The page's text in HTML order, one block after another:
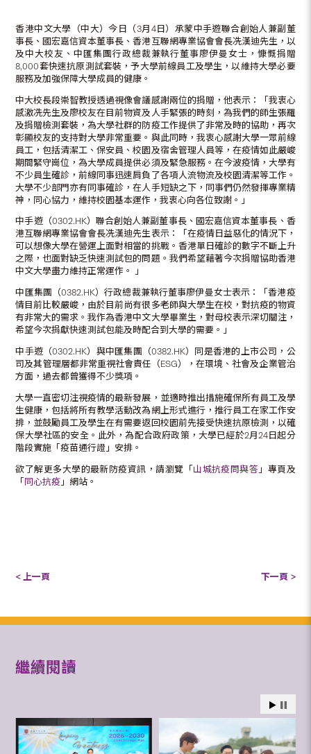
香港中文大學（中大）今日（3月4日）承蒙中手遊聯合創始人兼副董
事長、國宏嘉信資本董事長、香港互聯網專業協會會長冼漢迪先生，以
及中大校友、中匯集團行政總裁兼執行董事廖伊曼女士，慷慨捐贈
8,000套快速抗原測試套裝，予大學前線員工及學生，以維持大學必要
服務及加強保障大學成員的健康。
中大校長段崇智教授透過視像會議感謝兩位的捐贈，他表示：「我衷心
感激冼先生及廖校友在目前物資及人手緊張的時刻，為我們的師生張羅
及捐贈檢測套裝，為大學社群的防疫工作提供了非常及時的協助，再次
彰顯校友的支持對大學非常重要。與此同時，我衷心感謝大學一眾前線
員工，包括清潔工、保安員、校園及宿舍管理人員等，在疫情如此嚴峻
期間緊守崗位，為大學成員提供必須及緊急服務。在今波疫情，大學有
不少員生確診，前線同事迅速肩負了各項人流物流及校園清潔等工作。
大學不少部門亦有同事確診，在人手短缺之下，同事們仍然發揮專業精
神，同心協力，維持校園基本運作，我衷心向各位致謝。」
中手遊（0302.HK）聯合創始人兼副董事長、國宏嘉信資本董事長、香
港互聯網專業協會會長冼漢迪先生表示：「在疫情日益惡化的情況下，
可以想像大學在營運上面對相當的挑戰。香港單日確診的數字不斷上升
之際，也面對缺乏快速測試包的問題。我們希望藉著今次捐贈協助香港
中文大學盡力維持正常運作。 」
中匯集團（0382.HK）行政總裁兼執行董事廖伊曼女士表示：「香港疫
情目前比較嚴峻，由於目前尚有很多老師與大學生在校，對抗疫的物資
有非常大的需求。我作為香港中文大學畢業生，對母校表示深切關注，
希望今次捐獻快速測試包能及時配合到大學的需要。」
中手遊（0302.HK）與中匯集團（0382.HK）同是香港的上市公司，公
司及其管理層都非常重視社會責任（ESG），在環境、社會及企業管治
方面，過去都曾獲得不少獎項。
大學一直密切注視疫情的最新發展，並適時推出措施確保所有員工及學
生健康，包括將所有教學活動改為網上形式進行，推行員工在家工作安
排，並鼓勵員工及學生在有需要返回校園前先接受快速抗原檢測，以確
保大學社區的安全。此外，為配合政府政策，大學已經於2月24日起分
階段實施「疫苗通行證」安排。
欲了解更多大學的最新防疫資訊，請瀏覽「 山城抗疫問與答 」專頁及
「 同心抗疫 」網站。
< 上一頁 下一頁 >
繼續閱讀